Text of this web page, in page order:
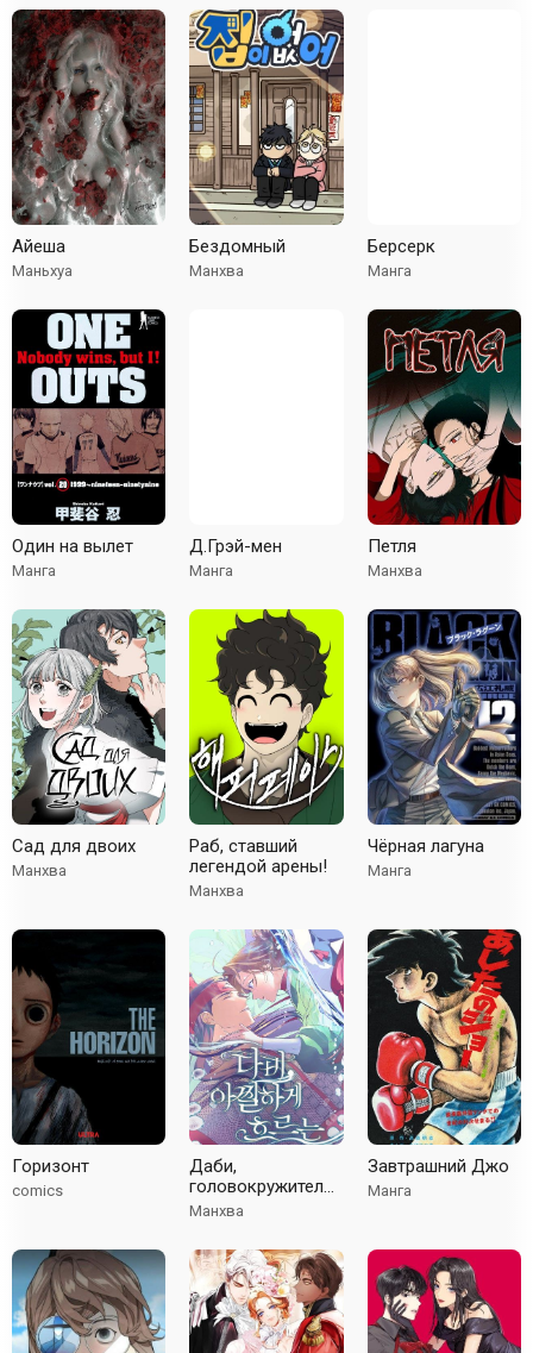
Айеша
Маньхуа
Бездомный
Манхва
Берсерк
Манга
Один на вылет
Манга
Д.Грэй-мен
Манга
Петля
Манхва
Сад для двоих
Манхва
Раб, ставший
легендой арены!
Манхва
Чёрная лагуна
Манга
Горизонт
comics
Даби,
головокружительный
поток
Манхва
Завтрашний Джо
Манга